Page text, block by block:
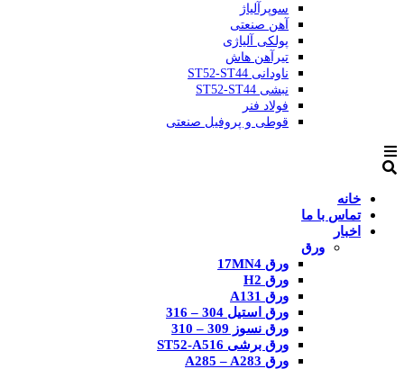
سوپرآلیاژ
آهن صنعتی
پولکی آلیاژی
تیرآهن هاش
ناودانی ST52-ST44
نبشی ST52-ST44
فولاد فنر
قوطی و پروفیل صنعتی
خانه
تماس با ما
اخبار
ورق
ورق 17MN4
ورق H2
ورق A131
ورق استیل 304 – 316
ورق نسوز 309 – 310
ورق برشی ST52-A516
ورق A285 – A283